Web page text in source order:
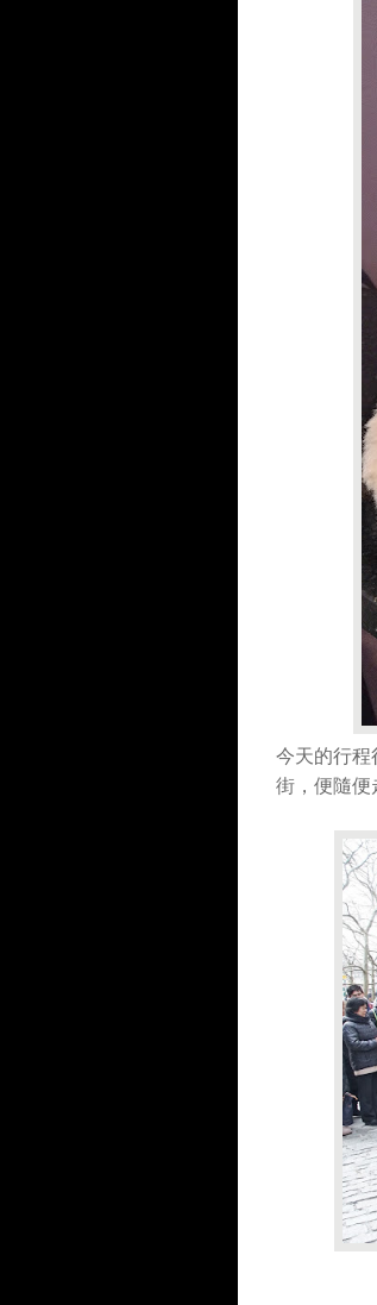
今天的行程
街，便隨便